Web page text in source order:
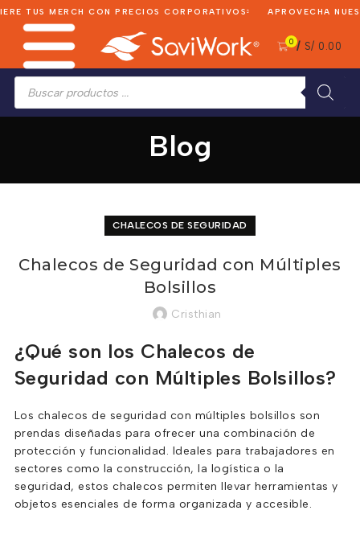
TUS MERCH CON PRECIOS CORPORATIVOS APROVECHA
0 / S/ 0.00
Búsqueda
productos
Blog
CHALECOS DE SEGURIDAD
Chalecos de Seguridad con Múltiples
Bolsillos
Cristhian
¿Qué son los Chalecos de
Seguridad con Múltiples Bolsillos?
Los chalecos de seguridad con múltiples bolsillos son
prendas diseñadas para ofrecer una combinación de
protección y funcionalidad. Ideales para trabajadores en
sectores como la construcción, la logística o la
seguridad, estos chalecos permiten llevar herramientas y
objetos esenciales de forma organizada y accesible.